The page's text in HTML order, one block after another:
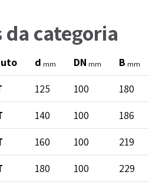
categoria
d mm DN mm B mm
125 100 180
140 100 186
160 100 219
180 100 229